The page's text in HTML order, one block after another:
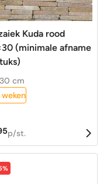
Kuda rood
(minimale afname
cm
p/st.